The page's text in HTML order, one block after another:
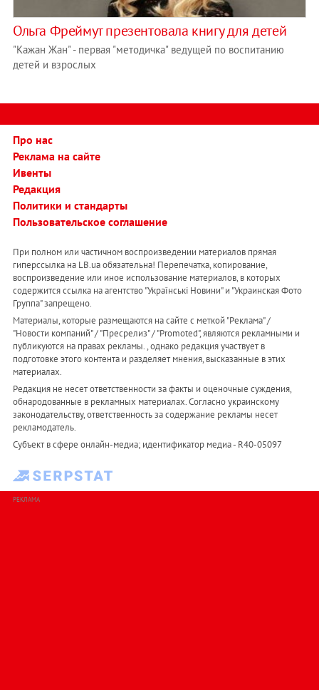
Ольга Фреймут презентовала книгу для детей
"Кажан Жан" - первая "методичка" ведущей по воспитанию
детей и взрослых
Про нас
Реклама на сайте
Ивенты
Редакция
Политики и стандарты
Пользовательское соглашение
При полном или частичном воспроизведении материалов прямая
гиперссылка на LB.ua обязательна! Перепечатка, копирование,
воспроизведение или иное использование материалов, в которых
содержится ссылка на агентство "Українськi Новини" и "Украинская Фото
Группа" запрещено.
Материалы, которые размещаются на сайте с меткой "Реклама" /
"Новости компаний" / "Пресрелиз" / "Promoted", являются рекламными и
публикуются на правах рекламы. , однако редакция участвует в
подготовке этого контента и разделяет мнения, высказанные в этих
материалах.
Редакция не несет ответственности за факты и оценочные суждения,
обнародованные в рекламных материалах. Согласно украинскому
законодательству, ответственность за содержание рекламы несет
рекламодатель.
Субъект в сфере онлайн-медиа; идентификатор медиа - R40-05097
РЕКЛАМА